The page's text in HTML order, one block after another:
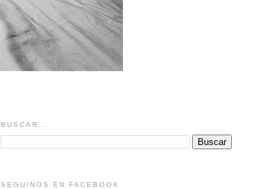
BUSCAR...
SEGUINOS EN FACEBOOK